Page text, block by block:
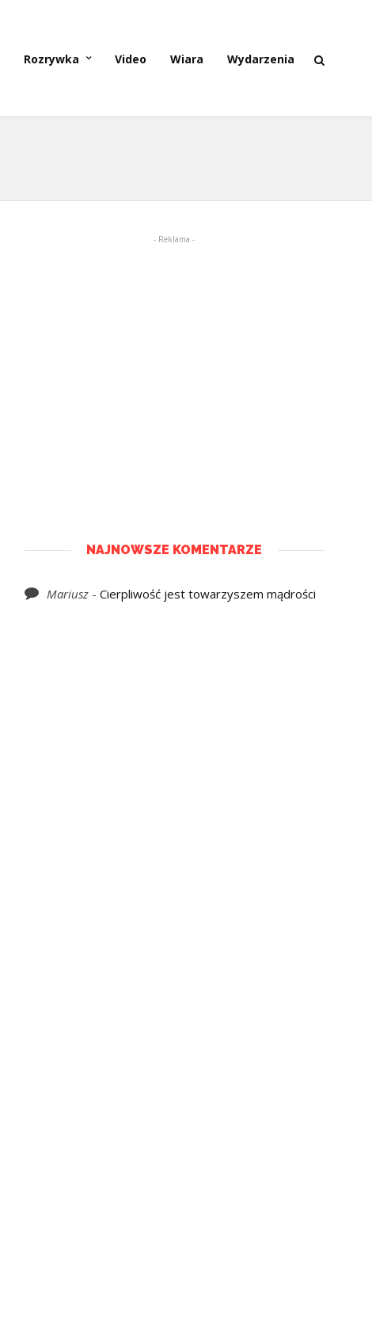
Rozrywka Video Wiara Wydarzenia
- Reklama -
NAJNOWSZE KOMENTARZE
Mariusz- Cierpliwość jest towarzyszem mądrości